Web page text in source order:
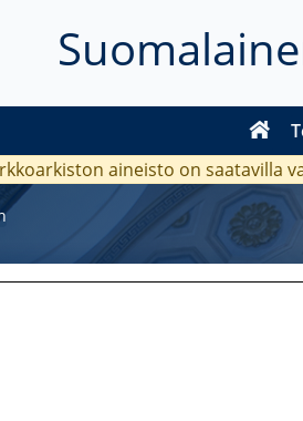
aineisto on saatavilla